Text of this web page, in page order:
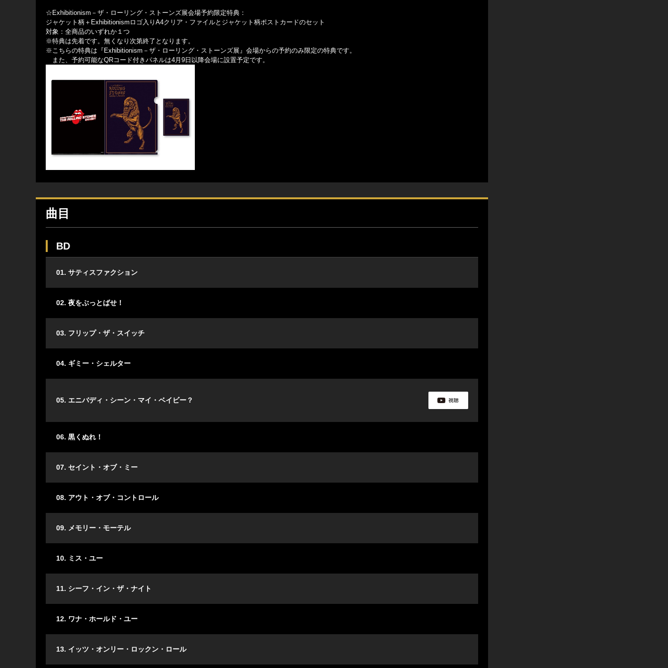
☆Exhibitionism－ザ・ローリング・ストーンズ展会場予約限定特典：
ジャケット柄＋Exhibitionismロゴ入りA4クリア・ファイルとジャケット柄ポストカードのセット
対象：全商品のいずれか１つ
※特典は先着です。無くなり次第終了となります。
※こちらの特典は『Exhibitionism－ザ・ローリング・ストーンズ展』会場からの予約のみ限定の特典です。
また、予約可能なQRコード付きパネルは4月9日以降会場に設置予定です。
曲目
BD
01. サティスファクション
02. 夜をぶっとばせ！
03. フリップ・ザ・スイッチ
04. ギミー・シェルター
05. エニバディ・シーン・マイ・ベイビー？
06. 黒くぬれ！
07. セイント・オブ・ミー
08. アウト・オブ・コントロール
09. メモリー・モーテル
10. ミス・ユー
11. シーフ・イン・ザ・ナイト
12. ワナ・ホールド・ユー
13. イッツ・オンリー・ロックン・ロール